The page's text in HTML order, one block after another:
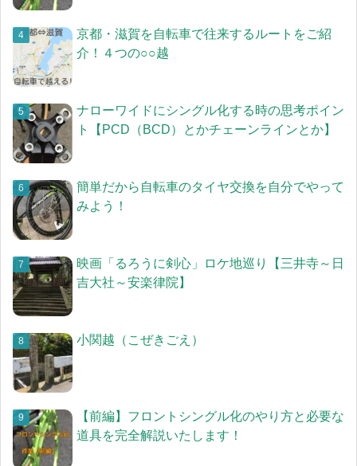
京都・滋賀を自転車で往来するルートをご紹
介！４つの○○越
ナローワイドにシングル化する時の思考ポイン
ト【PCD（BCD）とかチェーンラインとか】
簡単だから自転車のタイヤ交換を自分でやって
みよう！
映画「るろうに剣心」ロケ地巡り【三井寺～日
吉大社～安楽律院】
小関越（こぜきごえ）
【前編】フロントシングル化のやり方と必要な
道具を完全解説いたします！